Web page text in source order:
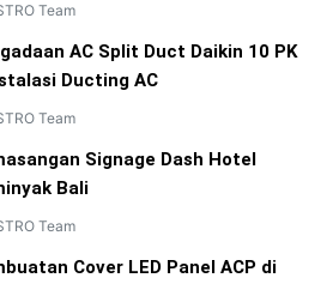
Team
AC Split Duct Daikin 10 PK
Ducting AC
Team
Signage Dash Hotel
Bali
Team
Cover LED Panel ACP di